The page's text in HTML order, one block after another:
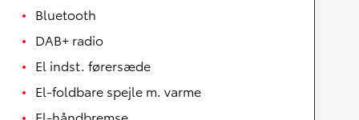
Bluetooth
DAB+ radio
El indst. førersæde
El-foldbare spejle m. varme